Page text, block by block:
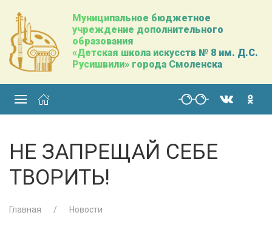
Муниципальное бюджетное
учреждение дополнительного
образования
«Детская школа искусств № 8 им. Д.С.
Русишвили» города Смоленска
НЕ ЗАПРЕЩАЙ СЕБЕ
ТВОРИТЬ!
Главная Новости